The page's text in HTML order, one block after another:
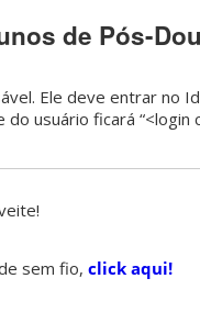
de Pós-
Ele deve entrar no
usuário ficará “<login
sem fio, click aqui!